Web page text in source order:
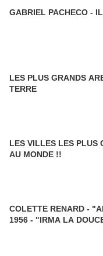
GABRIEL PACHECO -
LES PLUS GRANDS
TERRE
LES VILLES LES PLUS
AU MONDE !!
COLETTE RENARD -
1956 - "IRMA LA